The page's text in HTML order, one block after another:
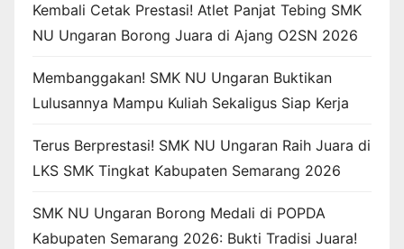
Kembali Cetak Prestasi! Atlet Panjat Tebing SMK
NU Ungaran Borong Juara di Ajang O2SN 2026
Membanggakan! SMK NU Ungaran Buktikan
Lulusannya Mampu Kuliah Sekaligus Siap Kerja
Terus Berprestasi! SMK NU Ungaran Raih Juara di
LKS SMK Tingkat Kabupaten Semarang 2026
SMK NU Ungaran Borong Medali di POPDA
Kabupaten Semarang 2026: Bukti Tradisi Juara!